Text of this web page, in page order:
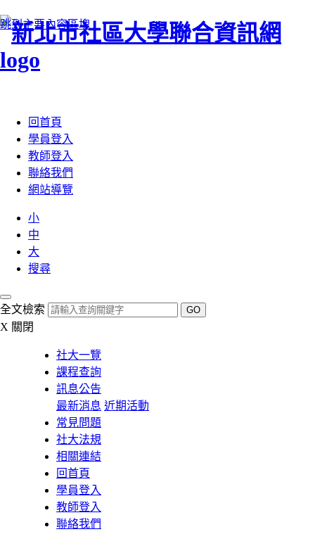
跳到主要內容區塊
回首頁
學員登入
教師登入
聯絡我們
網站導覽
小
中
大
搜尋
全文檢索 GO
X 關閉
社大一覽
課程查詢
訊息公告
最新消息 近期活動
常見問題
社大法規
相關連結
回首頁
學員登入
教師登入
聯絡我們